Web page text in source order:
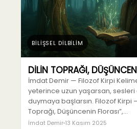
BİLİŞSEL DİLBİLİM
DİLİN TOPRAĞI,
İmdat Demir — Filozof Kirpi
yeterince uzun yaşarsan,
duymaya başlarsın. Filozof Kirpi
Toprağı, Düşüncenin Florası”,…
İmdat Demir 13 Kasım 2025